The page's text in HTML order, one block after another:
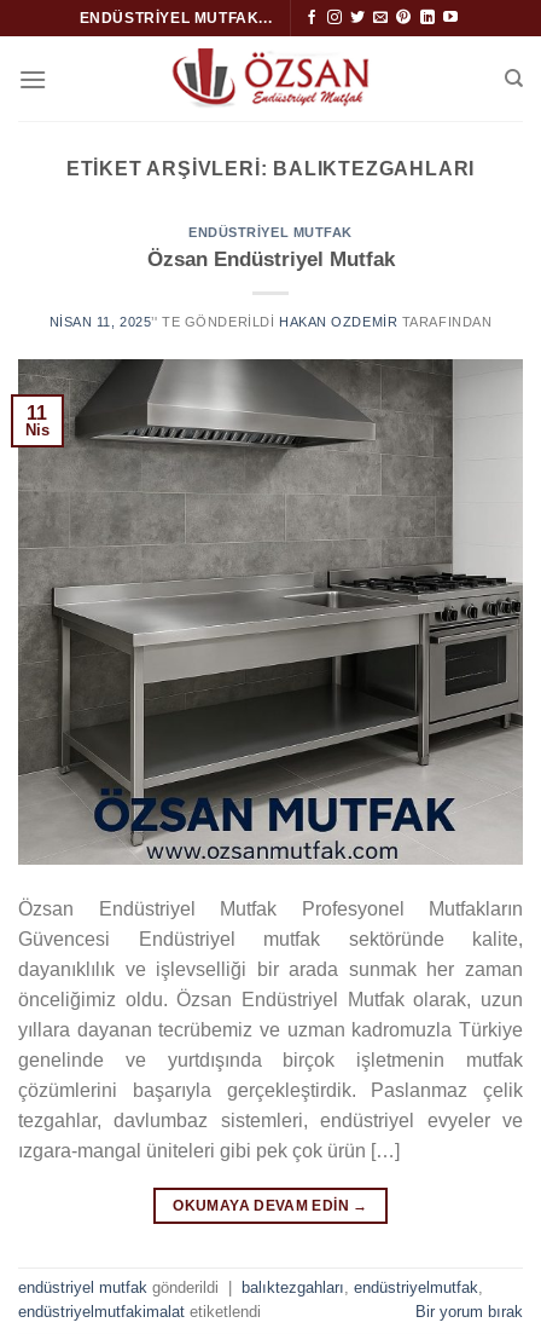
ENDÜSTRIYEL MUTFAK...
ETIKET ARŞIVLERI: BALIKTEZGAHLARI
ENDÜSTRIYEL MUTFAK
Özsan Endüstriyel Mutfak
NISAN 11, 2025’' TE GÖNDERILDI HAKAN OZDEMIR TARAFINDAN
11
Nis
Özsan Endüstriyel Mutfak Profesyonel Mutfakların
Güvencesi Endüstriyel mutfak sektöründe kalite,
dayanıklılık ve işlevselliği bir arada sunmak her zaman
önceliğimiz oldu. Özsan Endüstriyel Mutfak olarak, uzun
yıllara dayanan tecrübemiz ve uzman kadromuzla Türkiye
genelinde ve yurtdışında birçok işletmenin mutfak
çözümlerini başarıyla gerçekleştirdik. Paslanmaz çelik
tezgahlar, davlumbaz sistemleri, endüstriyel evyeler ve
ızgara-mangal üniteleri gibi pek çok ürün […]
OKUMAYA DEVAM EDIN →
endüstriyel mutfak gönderildi balıktezgahları endüstriyelmutfak
endüstriyelmutfakimalat etiketlendi Bir yorum bırak